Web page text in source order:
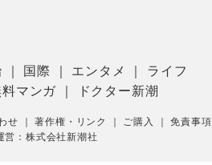
国際 エンタメ
ライフ
料マンガ ドクター新潮
せ ｜著作権・リンク ご購入 ｜免責事項
営：株式会社新潮社